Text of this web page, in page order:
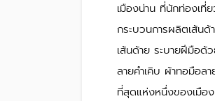
เมืองน่าน ที่นักท่องเที่
กระบวนการผลิตเส้น
เส้นด้าย ระบายฝีมือ
ลายคำเคิบ ผ้าทอมือ
ที่สุดแห่งหนึ่งของเมือ